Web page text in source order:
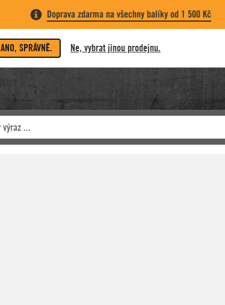
Doprava zdarma na všechny balíky od 1 500 Kč
ANO, SPRÁVNĚ. Ne, vybrat jinou prodejnu.